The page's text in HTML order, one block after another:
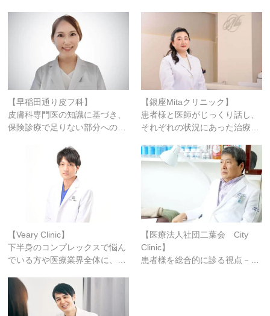
【早稲田通り皮フ科】
皮膚科専門医の知識に基づき、
保険診療で足りない部分への…
【銀座Mitaクリニック】
患者様と医師がじっくり話し、
それぞれの状況にあった治療…
【Veary Clinic】
下半身のコンプレックスで悩ん
でいる方や医療業界全体に、…
【医療法人社団二葉会 City
Clinic】
患者様を総合的に診る視点－…